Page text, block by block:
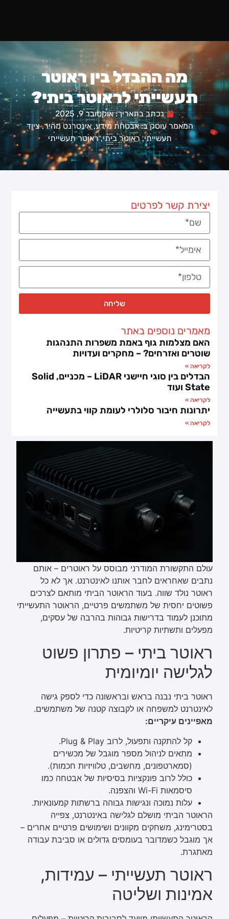
מה ההבדל בין ראוטר
תעשייתי לראוטר ביתי?
נכתב בתאריך: אוקטובר 9, 2025
המאמר עוסק ב:אבטחת מידע,אינטרנט מהיר,ציוד
תעשייתי,ראוטר ביתי,ראוטר תעשייתי
עולם התקשורת המודרני מבוסס על ראוטרים – אותם
נתבים שאחראים לחבר אותנו לאינטרנט. אך לא כל
ראוטר נולד שווה. בעוד הראוטר הביתי מותאם לצרכים
פשוטים יחסית של משתמשים פרטיים, הראוטר התעשייתי
מתוכנן לעמוד בדרישות גבוהות בהרבה של עסקים,
מפעלים ותשתיות קריטיות.
ראוטר ביתי – פתרון פשוט
לגלישה יומיומית
ראוטר ביתי נבנה בראש ובראשונה כדי לספק גישה
לאינטרנט למשפחה או לקבוצה קטנה של משתמשים.
מאפיינים עיקריים:
קל להתקנה ותפעול, לרוב Plug & Play.
מתאים לניהול מספר מוגבל של מכשירים
(סמארטפונים, מחשבים, טלוויזיות חכמות).
כולל לרוב פונקציות בסיסיות של אבטחה כמו
סיסמאות Wi-Fi והצפנה.
עלות נמוכה ונגישות גבוהה ברשתות קמעונאיות.
הראוטר הביתי מושלם לגלישה באינטרנט, צפייה
בסטרימינג, משחקים מקוונים ושימושים פרטיים אחרים –
אך מוגבל כשמדובר בעומסים גדולים או סביבת עבודה
מאתגרת.
ראוטר תעשייתי – עמידות,
אמינות ושליטה
יצירת קשר לפרטים
שליחה
מאמרים נוספים באתר
האם מצלמות גוף באמת משפרות התנהגות
שוטרים ואזרחים? – מחקרים ועדויות
לקריאה »
הבדלים בין סוגי חיישני LiDAR – מכניים, Solid
State ועוד
לקריאה »
יתרונות חיבור סלולרי לעומת קווי בתעשייה
לקריאה »